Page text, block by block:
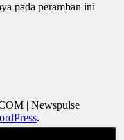
pada peramban ini
| Newspulse
.